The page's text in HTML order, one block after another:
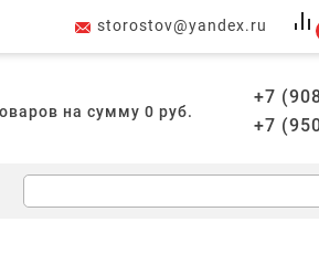
storostov@yandex.ru
на сумму 0 руб.
+7
+7